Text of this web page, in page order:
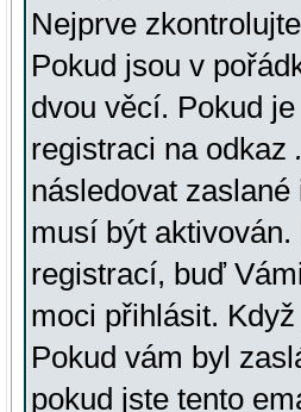
Nejprve
Pokud jsou v
dvou věcí. Pokud
registraci na odkaz
následovat
musí být
registrací, buď
moci přihlásit.
Pokud vám byl
pokud jste tento